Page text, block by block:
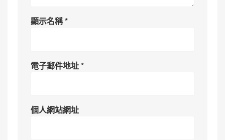
顯示名稱*
電子郵件地址*
個人網站網址